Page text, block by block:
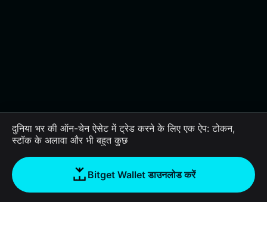
दुनिया भर की ऑन-चेन ऐसेट में ट्रेड करने के लिए एक ऐप: टोकन,
स्टॉक के अलावा और भी बहुत कुछ
Bitget Wallet डाउनलोड करें